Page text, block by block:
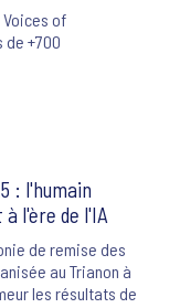
of
+700
: l'humain
l'ère de l'IA
de remise des
au Trianon à
les résultats de